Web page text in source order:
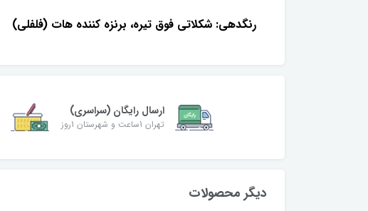
رنگدهی: شكلاتى فوق تيره، برنزه كننده هات (فلفلى)
ارسال رایگان (سراسری)
تهران 1ساعت و شهرستان 1روز
دیگر محصولات